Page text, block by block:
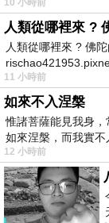
10 小時前
人類從哪裡來 ?
人類從哪裡來 ? 佛
11 小時前
如來不入涅槃
惟諸菩薩能見我身
如來涅槃，而我實
12 小時前